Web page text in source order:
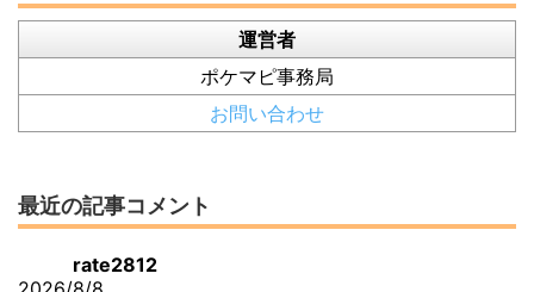
運営者
ポケマピ事務局
お問い合わせ
最近の記事コメント
rate2812